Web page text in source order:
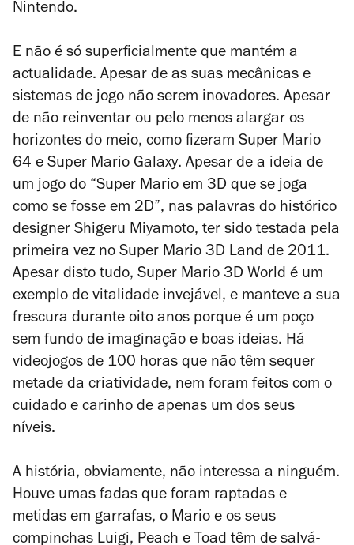
Nintendo.
E não é só superficialmente que mantém a
actualidade. Apesar de as suas mecânicas e
sistemas de jogo não serem inovadores. Apesar
de não reinventar ou pelo menos alargar os
horizontes do meio, como fizeram Super Mario
64 e Super Mario Galaxy. Apesar de a ideia de
um jogo do “Super Mario em 3D que se joga
como se fosse em 2D”, nas palavras do histórico
designer Shigeru Miyamoto, ter sido testada pela
primeira vez no Super Mario 3D Land de 2011.
Apesar disto tudo, Super Mario 3D World é um
exemplo de vitalidade invejável, e manteve a sua
frescura durante oito anos porque é um poço
sem fundo de imaginação e boas ideias. Há
videojogos de 100 horas que não têm sequer
metade da criatividade, nem foram feitos com o
cuidado e carinho de apenas um dos seus
níveis.
A história, obviamente, não interessa a ninguém.
Houve umas fadas que foram raptadas e
metidas em garrafas, o Mario e os seus
compinchas Luigi, Peach e Toad têm de salvá-